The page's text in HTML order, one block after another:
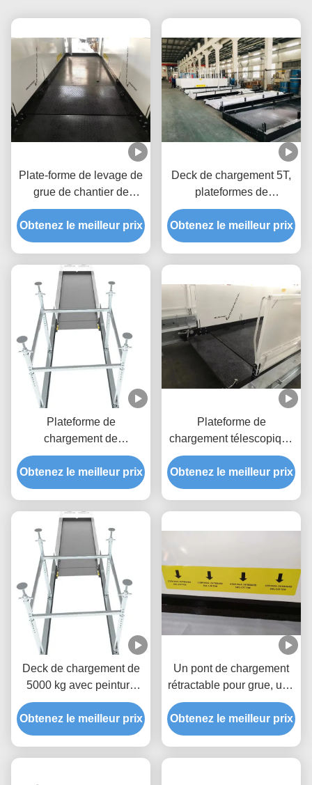
Plate-forme de levage de
grue de chantier de
construction de grande
hauteur rétractable 2600
mm Largeur MLP2600
Obtenez le meilleur prix
Deck de chargement 5T,
plateformes de
chargement 5,3m pour les
bâtiments MLP3200-H
Obtenez le meilleur prix
Plateforme de
chargement de
construction rétractable
de 2600 mm anti-
corrosion
Obtenez le meilleur prix
Plateforme de
chargement télescopique
de 2200 mm pour le
bâtiment
Obtenez le meilleur prix
Deck de chargement de
5000 kg avec peinture
époxy MLP2800-H
Obtenez le meilleur prix
Un pont de chargement
rétractable pour grue, une
plateforme de levage de
5000 kg
Obtenez le meilleur prix